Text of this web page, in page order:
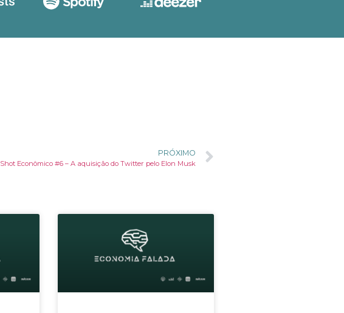
PRÓXIMO
Shot Econômico #6 – A aquisição do Twitter pelo Elon Musk